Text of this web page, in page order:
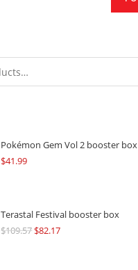
Pokémon Gem Vol 2 booster box
$41.99
Terastal Festival booster box
$109.57Original
$82.17Current